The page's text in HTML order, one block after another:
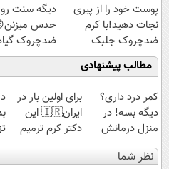
پوست خود را از پیری
نجات دهید!با کرم
ضدچروک جلبک
دیگه سنت رو
حدس
ضدچروک
45%تخفیف
مطالب پیشنهادی
کمر درد داری؟
دیگه بسه! در
منزل درمانش
کن
(◀پرسش‌نامه)
برای اولین بار در
ایران🇮🇷 این
دکتر کرم ترمیم
کننده 23 روزه
نظر شما